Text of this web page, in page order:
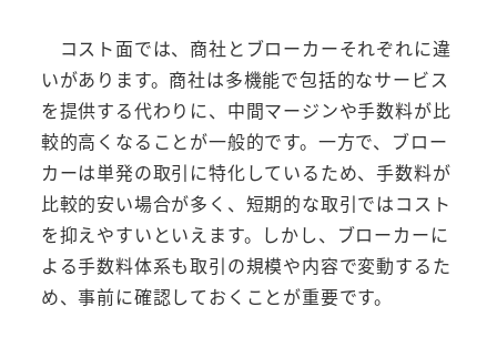
コスト面では、商社とブローカーそれぞれに違
いがあります。商社は多機能で包括的なサービス
を提供する代わりに、中間マージンや手数料が比
較的高くなることが一般的です。一方で、ブロー
カーは単発の取引に特化しているため、手数料が
比較的安い場合が多く、短期的な取引ではコスト
を抑えやすいといえます。しかし、ブローカーに
よる手数料体系も取引の規模や内容で変動するた
め、事前に確認しておくことが重要です。